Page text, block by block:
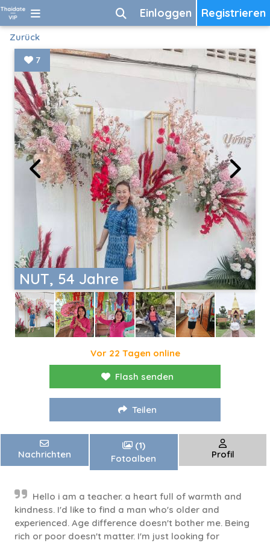
Registrieren
Einloggen
Zurück
NUT, 54 Jahre
7
Vor 22 Tagen online
Flash senden
Teilen
Nachrichten
(1)
Fotoalben
Profil
Hello i am a teacher. a heart full of warmth and
kindness. I'd like to find a man who's older and
experienced. Age difference doesn't bother me. Being
rich or poor doesn't matter. I'm just looking for